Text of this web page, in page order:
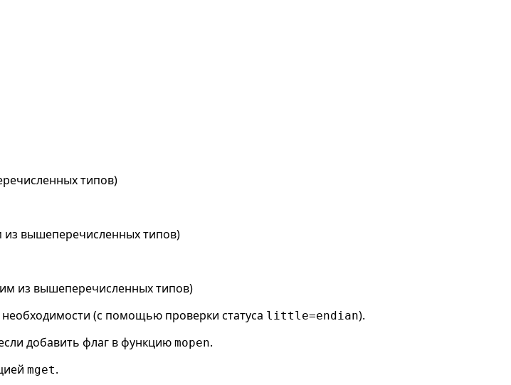
типов)
из вышеперечисленных типов)
из вышеперечисленных типов)
(с помощью проверки статуса little=endian).
добавить флаг в функцию mopen.
mget.